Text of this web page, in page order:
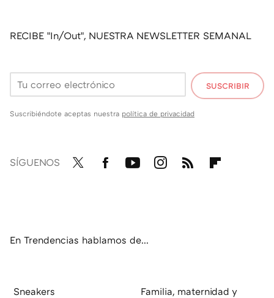
RECIBE "In/Out", NUESTRA NEWSLETTER SEMANAL
SUSCRIBIR
Suscribiéndote aceptas nuestra política de privacidad
SÍGUENOS
En Trendencias hablamos de...
Sneakers
Familia, maternidad y